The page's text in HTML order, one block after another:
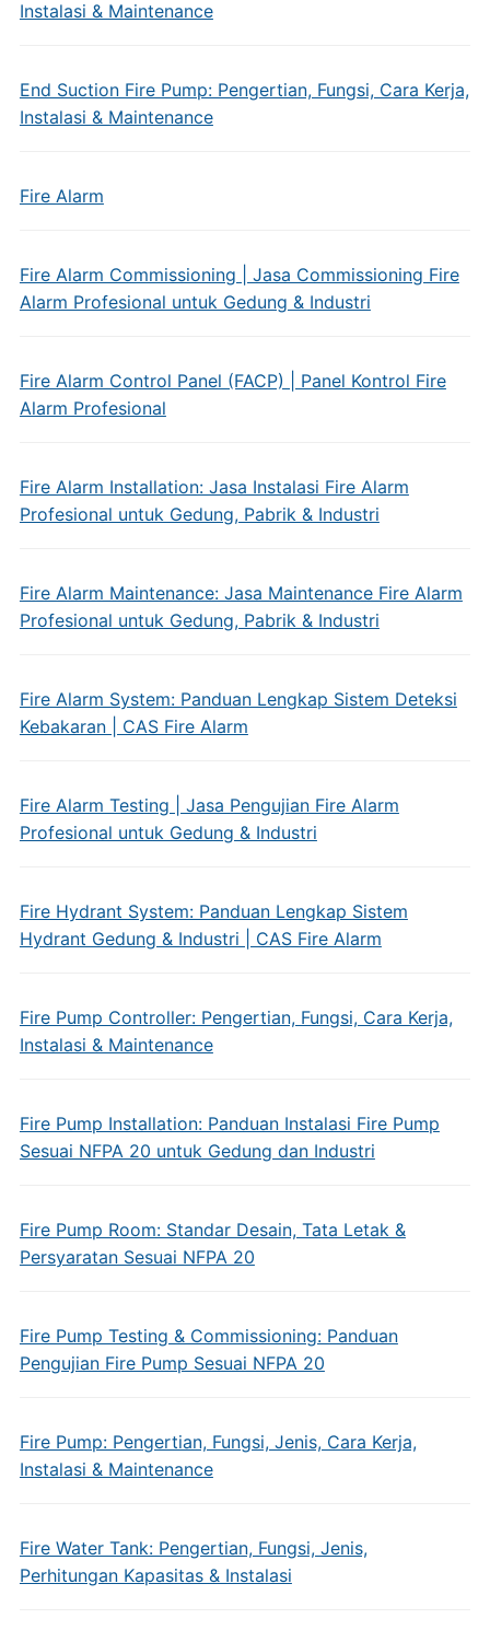
Instalasi & Maintenance
End Suction Fire Pump: Pengertian, Fungsi, Cara Kerja,
Instalasi & Maintenance
Fire Alarm
Fire Alarm Commissioning | Jasa Commissioning Fire
Alarm Profesional untuk Gedung & Industri
Fire Alarm Control Panel (FACP) | Panel Kontrol Fire
Alarm Profesional
Fire Alarm Installation: Jasa Instalasi Fire Alarm
Profesional untuk Gedung, Pabrik & Industri
Fire Alarm Maintenance: Jasa Maintenance Fire Alarm
Profesional untuk Gedung, Pabrik & Industri
Fire Alarm System: Panduan Lengkap Sistem Deteksi
Kebakaran | CAS Fire Alarm
Fire Alarm Testing | Jasa Pengujian Fire Alarm
Profesional untuk Gedung & Industri
Fire Hydrant System: Panduan Lengkap Sistem
Hydrant Gedung & Industri | CAS Fire Alarm
Fire Pump Controller: Pengertian, Fungsi, Cara Kerja,
Instalasi & Maintenance
Fire Pump Installation: Panduan Instalasi Fire Pump
Sesuai NFPA 20 untuk Gedung dan Industri
Fire Pump Room: Standar Desain, Tata Letak &
Persyaratan Sesuai NFPA 20
Fire Pump Testing & Commissioning: Panduan
Pengujian Fire Pump Sesuai NFPA 20
Fire Pump: Pengertian, Fungsi, Jenis, Cara Kerja,
Instalasi & Maintenance
Fire Water Tank: Pengertian, Fungsi, Jenis,
Perhitungan Kapasitas & Instalasi